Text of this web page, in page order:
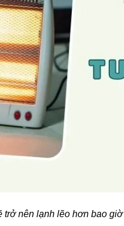
trở nên lạnh lẽo hơn bao